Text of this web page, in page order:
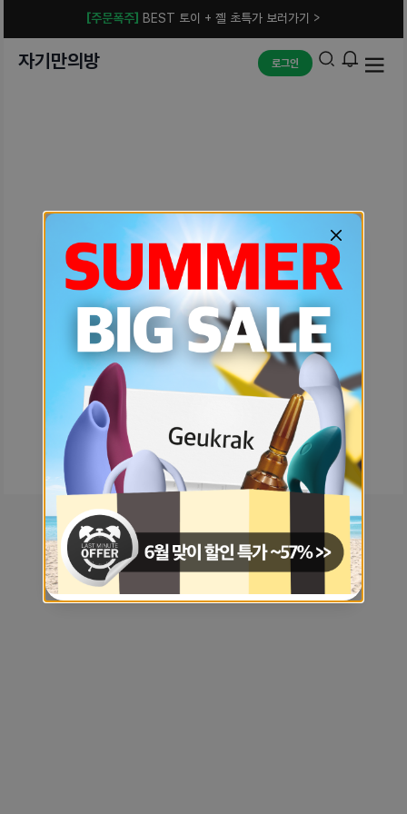
[주문폭주] BEST 토이 + 젤 초특가 보러가기 >
자기만의방 로그인
예상치 못한 에러입니다.